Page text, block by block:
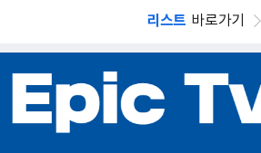
리스트 바로가기